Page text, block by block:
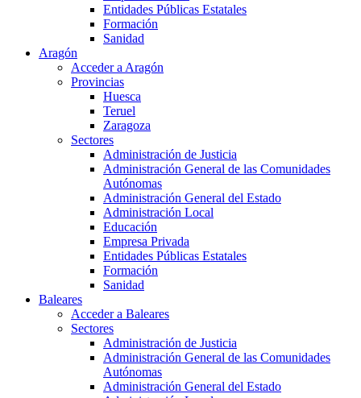
Entidades Públicas Estatales
Formación
Sanidad
Aragón
Acceder a Aragón
Provincias
Huesca
Teruel
Zaragoza
Sectores
Administración de Justicia
Administración General de las Comunidades
Autónomas
Administración General del Estado
Administración Local
Educación
Empresa Privada
Entidades Públicas Estatales
Formación
Sanidad
Baleares
Acceder a Baleares
Sectores
Administración de Justicia
Administración General de las Comunidades
Autónomas
Administración General del Estado